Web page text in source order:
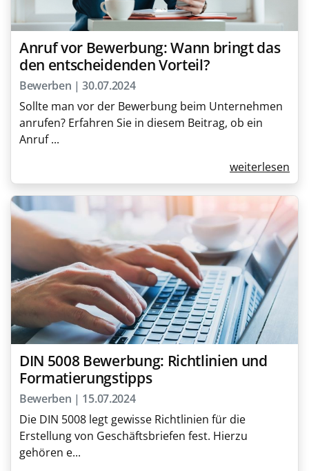
Anruf vor Bewerbung: Wann bringt das
den entscheidenden Vorteil?
Bewerben | 30.07.2024
Sollte man vor der Bewerbung beim Unternehmen
anrufen? Erfahren Sie in diesem Beitrag, ob ein
Anruf ...
weiterlesen
DIN 5008 Bewerbung: Richtlinien und
Formatierungstipps
Bewerben | 15.07.2024
Die DIN 5008 legt gewisse Richtlinien für die
Erstellung von Geschäftsbriefen fest. Hierzu
gehören e...